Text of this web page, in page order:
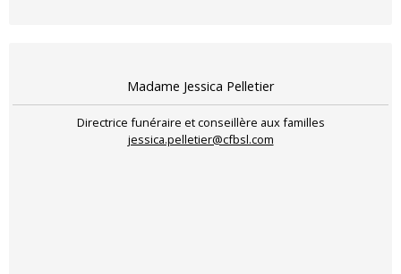
Madame Jessica Pelletier
Directrice funéraire et conseillère aux familles
jessica.pelletier@cfbsl.com